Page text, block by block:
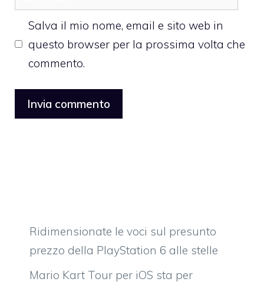
web
Salva il mio nome, email e sito web in
questo browser per la prossima volta che
commento.
Ridimensionate le voci sul presunto
prezzo della PlayStation 6 alle stelle
Mario Kart Tour per iOS sta per